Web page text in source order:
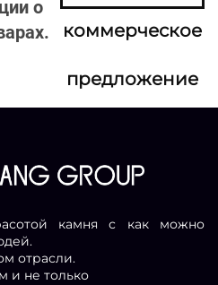
о
коммерческое
предложение
камня с как можно
отрасли.
и не только